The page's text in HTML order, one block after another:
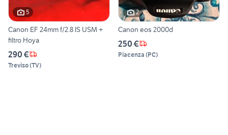
5
Canon EF 24mm f/2.8 IS USM +
filtro Hoya
290 €
Treviso(TV)
2
Canon eos 2000d
250 €
Piacenza (PC)